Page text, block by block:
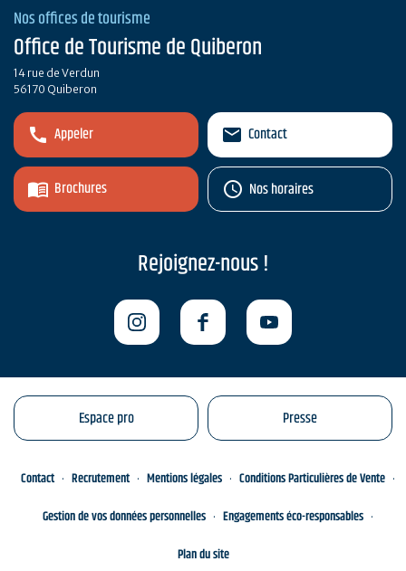
Nos offices de tourisme
Office de Tourisme de Quiberon
14 rue de Verdun
56170 Quiberon
Appeler
Brochures
Contact
Nos horaires
Rejoignez-nous !
Espace pro Presse
Contact Recrutement Mentions légales
Conditions Particulières de Vente
Gestion de vos données personnelles
Engagements éco-responsables
Plan du site